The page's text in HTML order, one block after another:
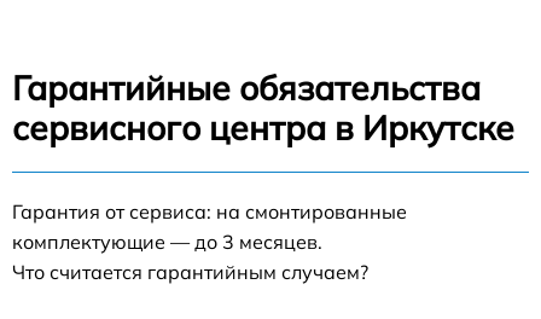
Гарантийные обязательства
сервисного центра в Иркутске
Гарантия от сервиса: на смонтированные
комплектующие — до 3 месяцев.
Что считается гарантийным случаем?